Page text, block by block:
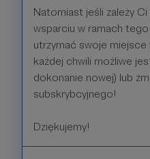
Natomiast jeśli zależy
wsparciu w ramach
utrzymać swoje
każdej chwili możliwe
dokonanie nowej) lub
subskrybcyjnego!
Dziękujemy!